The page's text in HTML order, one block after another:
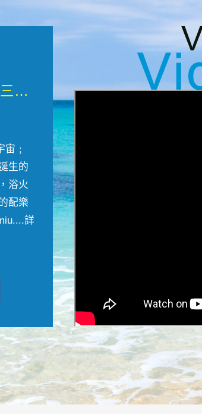
微觀墾丁三部曲 重生....
﹔
生的
浴火
配樂
詳